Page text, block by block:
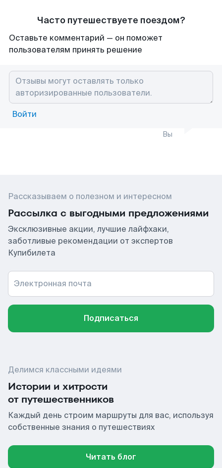
Часто путешествуете поездом?
Оставьте комментарий — он поможет
пользователям принять решение
Войти
Вы
Рассказываем о полезном и интересном
Рассылка с выгодными предложениями
Эксклюзивные акции, лучшие лайфхаки,
заботливые рекомендации от экспертов
Купибилета
Электронная почта
Подписаться
Делимся классными идеями
Истории и хитрости
от путешественников
Каждый день строим маршруты для вас, используя
собственные знания о путешествиях
Читать блог